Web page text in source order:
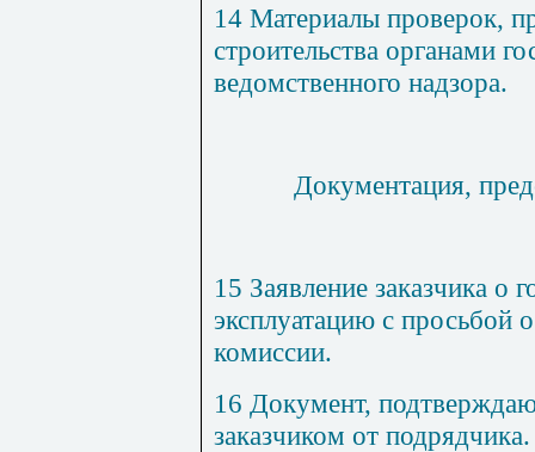
14 Материалы проверок,
строительства органами
ведомственного надзора.
Документация,
15 Заявление заказчика о
эксплуатацию с просьбой
комиссии.
16 Документ,
заказчиком от подрядчика.